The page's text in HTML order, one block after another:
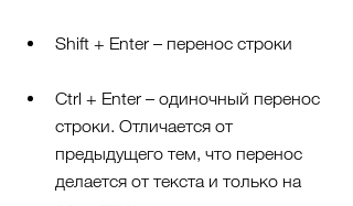
Shift + Enter – перенос строки
Ctrl + Enter – одиночный перенос
строки. Отличается от
предыдущего тем, что перенос
делается от текста и только на